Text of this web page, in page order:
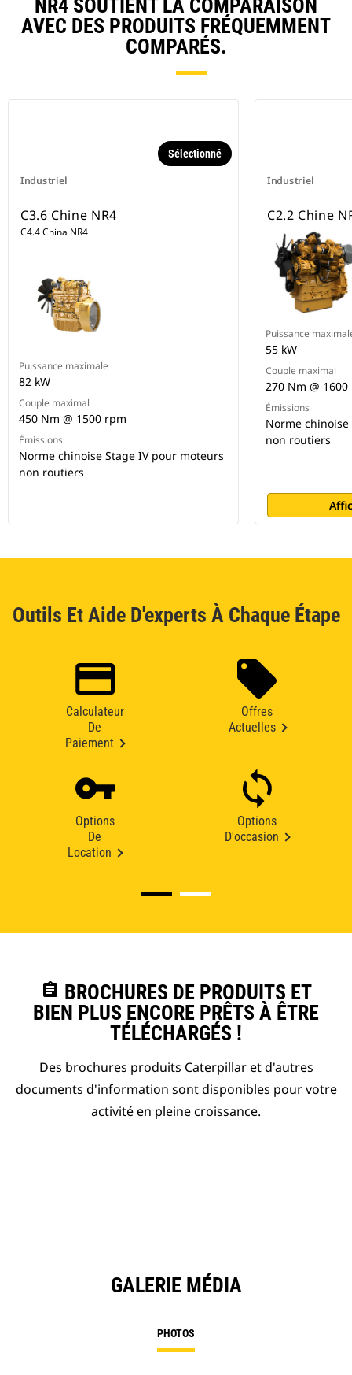
NR4 SOUTIENT LA COMPARAISON
AVEC DES PRODUITS FRÉQUEMMENT
COMPARÉS.
Industriel
Sélectionné
C3.6 Chine NR4
C4.4 China NR4
Puissance maximale
82 kW
Couple maximal
450 Nm @ 1500 rpm
Émissions
Norme chinoise Stage IV pour moteurs
non routiers
Industriel
C2.2 Chine
Puissance
55 kW
Couple maximal
270 Nm @
Émissions
Norme
non routiers
Outils Et Aide D'experts À Chaque Étape
Calculateur
De
Paiement
Offres
Actuelles
Options
De
Location
Options
D'occasion
assignment BROCHURES DE PRODUITS ET
BIEN PLUS ENCORE PRÊTS À ÊTRE
TÉLÉCHARGÉS !
Des brochures produits Caterpillar et d'autres
documents d'information sont disponibles pour votre
activité en pleine croissance.
GALERIE MÉDIA
PHOTOS